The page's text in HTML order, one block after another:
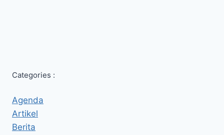
Categories :
Agenda
Artikel
Berita